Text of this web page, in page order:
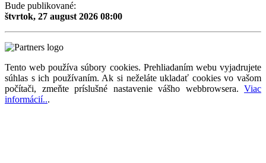
Bude publikované:
štvrtok, 27 august 2026 08:00
Tento web používa súbory cookies. Prehliadaním webu vyjadrujete
súhlas s ich používaním. Ak si neželáte ukladať cookies vo vašom
počítači, zmeňte príslušné nastavenie vášho webbrowsera. Viac
informácií...